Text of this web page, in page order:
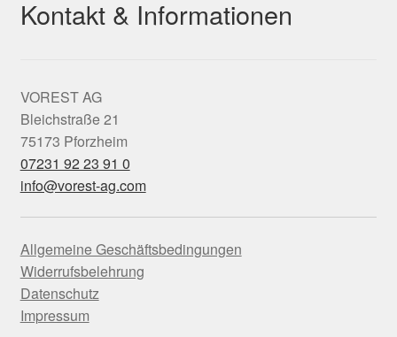
Kontakt & Informationen
VOREST AG
Bleichstraße 21
75173 Pforzheim
07231 92 23 91 0
info@vorest-ag.com
Allgemeine Geschäftsbedingungen
Widerrufsbelehrung
Datenschutz
Impressum